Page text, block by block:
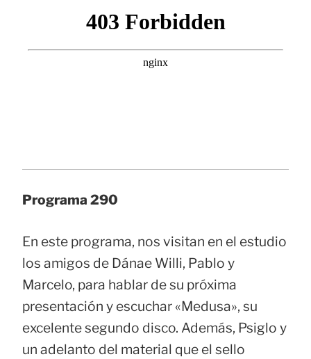
Programa 290
En este programa, nos visitan en el estudio
los amigos de Dánae Willi, Pablo y
Marcelo, para hablar de su próxima
presentación y escuchar «Medusa», su
excelente segundo disco. Además, Psiglo y
un adelanto del material que el sello